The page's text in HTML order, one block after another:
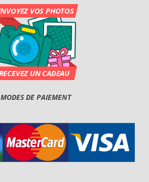
MODES DE PAIEMENT